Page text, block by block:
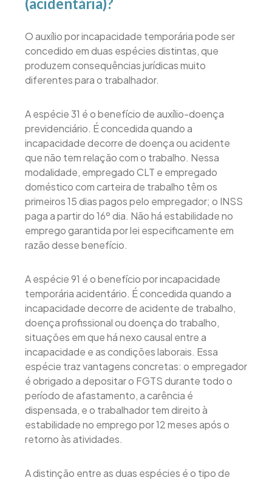
(acidentária)?
O auxílio por incapacidade temporária pode ser
concedido em duas espécies distintas, que
produzem consequências jurídicas muito
diferentes para o trabalhador.
A espécie 31 é o benefício de auxílio-doença
previdenciário. É concedida quando a
incapacidade decorre de doença ou acidente
que não tem relação com o trabalho. Nessa
modalidade, empregado CLT e empregado
doméstico com carteira de trabalho têm os
primeiros 15 dias pagos pelo empregador; o INSS
paga a partir do 16º dia. Não há estabilidade no
emprego garantida por lei especificamente em
razão desse benefício.
A espécie 91 é o benefício por incapacidade
temporária acidentário. É concedida quando a
incapacidade decorre de acidente de trabalho,
doença profissional ou doença do trabalho,
situações em que há nexo causal entre a
incapacidade e as condições laborais. Essa
espécie traz vantagens concretas: o empregador
é obrigado a depositar o FGTS durante todo o
período de afastamento, a carência é
dispensada, e o trabalhador tem direito à
estabilidade no emprego por 12 meses após o
retorno às atividades.
A distinção entre as duas espécies é o tipo de